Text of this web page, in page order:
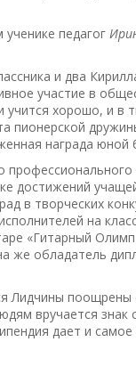
педагог
и два
участие в
учится хорошо, и в
пионерской
награда юной
достижений
в творческих
на
«Гитарный
же обладатель
Лидчины
вручается знак
дает и самое